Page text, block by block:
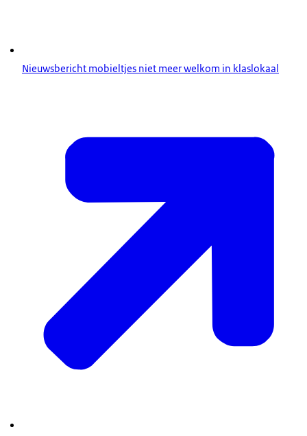
Nieuwsbericht mobieltjes niet meer welkom in klaslokaal